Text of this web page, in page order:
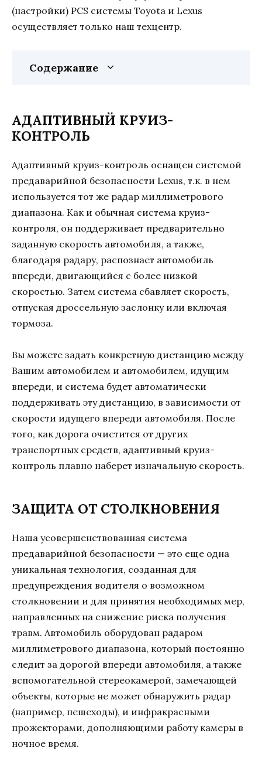
(настройки) PCS системы Toyota и Lexus
осуществляет только наш техцентр.
Содержание
АДАПТИВНЫЙ КРУИЗ-
КОНТРОЛЬ
Адаптивный круиз-контроль оснащен системой
предаварийной безопасности Lexus, т.к. в нем
используется тот же радар миллиметрового
диапазона. Как и обычная система круиз-
контроля, он поддерживает предварительно
заданную скорость автомобиля, а также,
благодаря радару, распознает автомобиль
впереди, двигающийся с более низкой
скоростью. Затем система сбавляет скорость,
отпуская дроссельную заслонку или включая
тормоза.
Вы можете задать конкретную дистанцию между
Вашим автомобилем и автомобилем, идущим
впереди, и система будет автоматически
поддерживать эту дистанцию, в зависимости от
скорости идущего впереди автомобиля. После
того, как дорога очистится от других
транспортных средств, адаптивный круиз-
контроль плавно наберет изначальную скорость.
ЗАЩИТА ОТ СТОЛКНОВЕНИЯ
Наша усовершенствованная система
предаварийной безопасности — это еще одна
уникальная технология, созданная для
предупреждения водителя о возможном
столкновении и для принятия необходимых мер,
направленных на снижение риска получения
травм. Автомобиль оборудован радаром
миллиметрового диапазона, который постоянно
следит за дорогой впереди автомобиля, а также
вспомогательной стереокамерой, замечающей
объекты, которые не может обнаружить радар
(например, пешеходы), и инфракрасными
прожекторами, дополняющими работу камеры в
ночное время.